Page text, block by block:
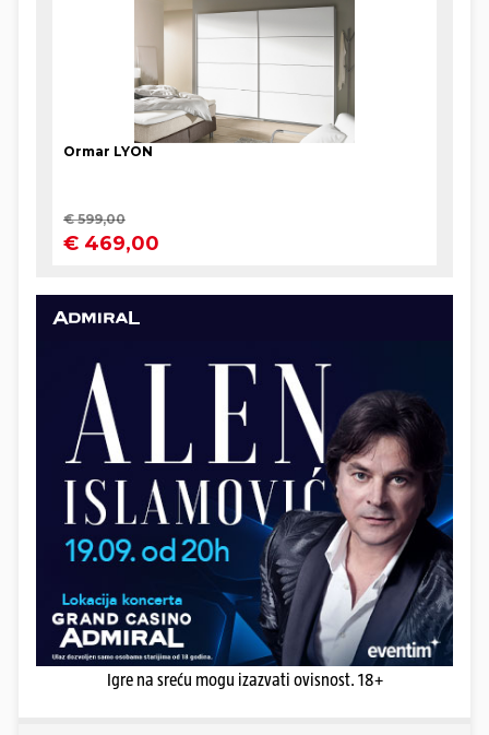
Igre na sreću mogu izazvati ovisnost. 18+